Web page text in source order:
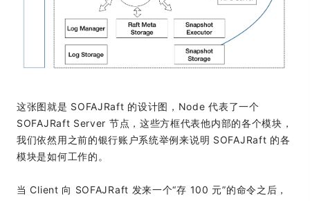
这张图就是 SOFAJRaft 的设计图，Node 代表了一个
SOFAJRaft Server 节点，这些方框代表他内部的各个模块，
我们依然用之前的银行账户系统举例来说明 SOFAJRaft 的各
模块是如何工作的。
当 Client 向 SOFAJRaft 发来一个“存 100 元”的命令之后，